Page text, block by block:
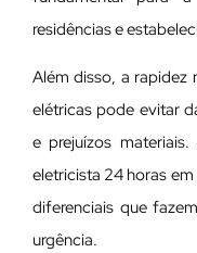
residências e
Além disso, a rapidez
elétricas pode evitar
e prejuízos
eletricista 24 horas
diferenciais que
urgência.